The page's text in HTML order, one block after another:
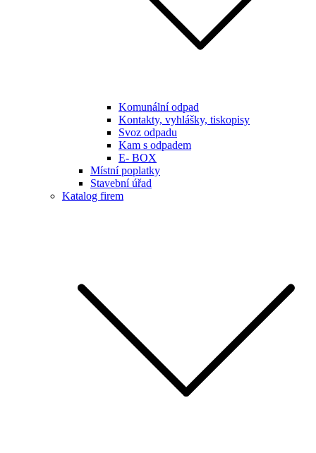
Komunální odpad
Kontakty, vyhlášky, tiskopisy
Svoz odpadu
Kam s odpadem
E- BOX
Místní poplatky
Stavební úřad
Katalog firem